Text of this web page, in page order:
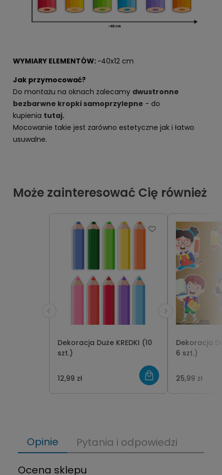
WYMIARY ELEMENTÓW:~40x12 cm
Jak przymocować?
Do montażu na oknach zalecamy dwustronne
bezbarwne kropki samoprzylepne - do
kupienia tutaj.
Mocowanie takie jest zarówno estetyczne jak i łatwo
usuwalne.
Może zainteresować Cię również
Dekoracja Duże KREDKI (10
szt.)
12,99 zł
Dekoracja
6 szt.)
25,99 zł
Opinie
Pytania i odpowiedzi
Ocena sklepu